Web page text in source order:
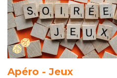
Apéro - Jeux